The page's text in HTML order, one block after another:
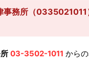
事務所（
03-3502-1011 から